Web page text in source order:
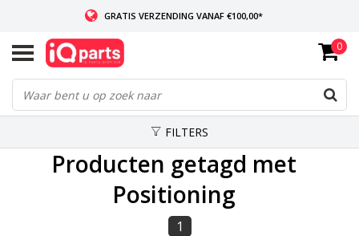
GRATIS VERZENDING VANAF €100,00*
INDIEN VOORRADIG: VOOR 14:00 BESTELD, ZELFDE DAG VERZONDEN
WERELDWIJDE LEVERING
0
FILTERS
Producten getagd met
Positioning
1